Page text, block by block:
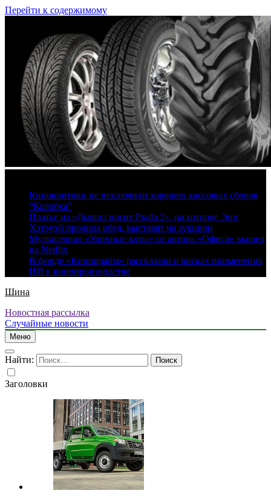
Перейти к содержимому
Кинокритики не исключили хороших кассовых сборов
“Колобка”
Платье из «Дьявол носит Prada 2», на которое Энн
Хэтэуэй пролила обед, выставят на аукцион
Мультсериал «Уличные коты» от автора «Офиса» вышел
на Netflix
В фонде «Кинопрайм» рассказали о рисках применения
ИИ в кинопроизводстве
Шина
Новостная рассылка
Случайные новости
Меню
Найти:
Заголовки